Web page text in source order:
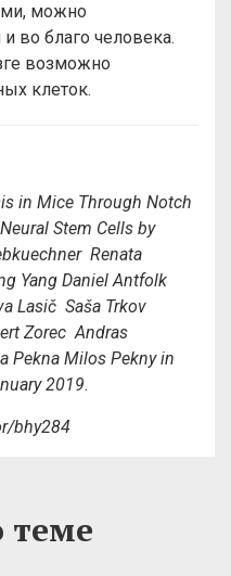
можно
во благо человека.
возможно
клеток.
in Mice Through Notch
Stem Cells by
Renata
Yang Daniel Antfolk
Lasič Saša Trkov
Zorec Andras
Pekna Milos Pekny in
2019.
bhy284
теме